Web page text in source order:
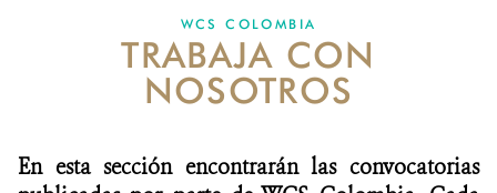
NOTICIAS
WCS VISUAL
WCS COLOMBIA
TRABAJA CON
NOSOTROS
En esta sección encontrarán las convocatorias